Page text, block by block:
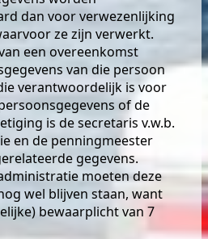
dan voor verwezenlijking
ze zijn verwerkt.
een overeenkomst
van die persoon
verantwoordelijk is voor
of de
is de secretaris v.w.b.
en de penningmeester
gegevens.
moeten deze
wel blijven staan, want
bewaarplicht van 7